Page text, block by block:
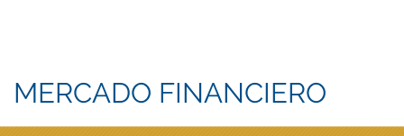
MERCADO FINANCIERO